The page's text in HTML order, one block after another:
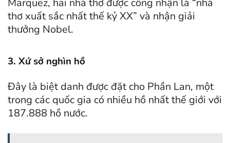
Marquez, hai nhà thơ được công nhận là “nhà
thơ xuất sắc nhất thế kỷ XX” và nhận giải
thưởng Nobel.
3. Xứ sở nghìn hồ
Đây là biệt danh được đặt cho Phần Lan, một
trong các quốc gia có nhiều hồ nhất thế giới với
187.888 hồ nước.